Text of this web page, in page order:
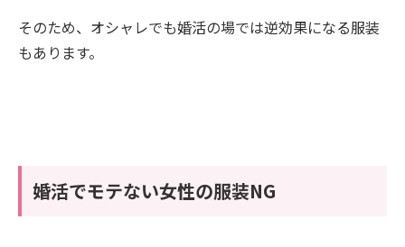
そのため、オシャレでも婚活の場では逆効果になる服装
もあります。
婚活でモテない女性の服装NG